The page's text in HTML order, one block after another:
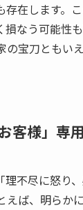
在します。
なう可能性
宝刀ともい
客様」専用
不尽に怒り
ば、明らか